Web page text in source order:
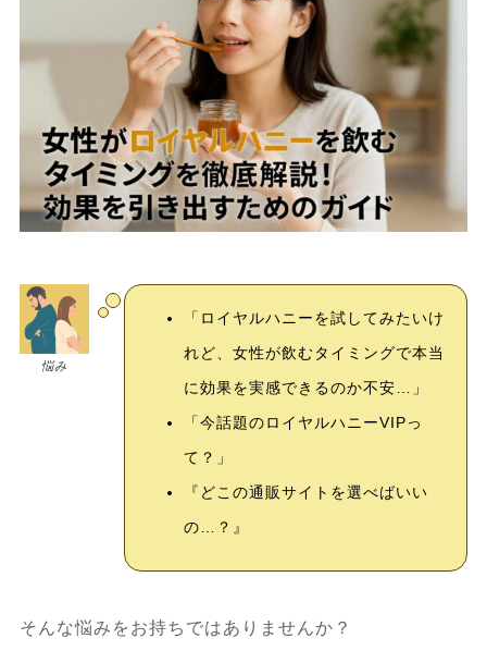
悩み
「ロイヤルハニーを試してみたいけ
れど、女性が飲むタイミングで本当
に効果を実感できるのか不安…」
「今話題のロイヤルハニーVIPっ
て？」
『どこの通販サイトを選べばいい
の…？』
そんな悩みをお持ちではありませんか？